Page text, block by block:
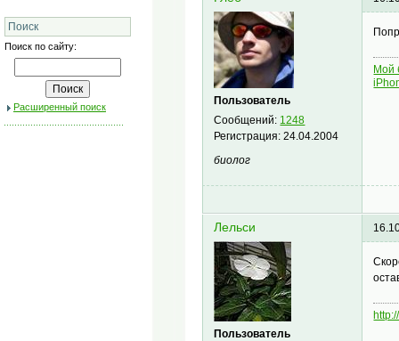
Поиск
Поиск по сайту:
Расширенный поиск
Пользователь
Сообщений: 1248
Регистрация:24.04.2004
биолог
Мой
Лельси
Пользователь